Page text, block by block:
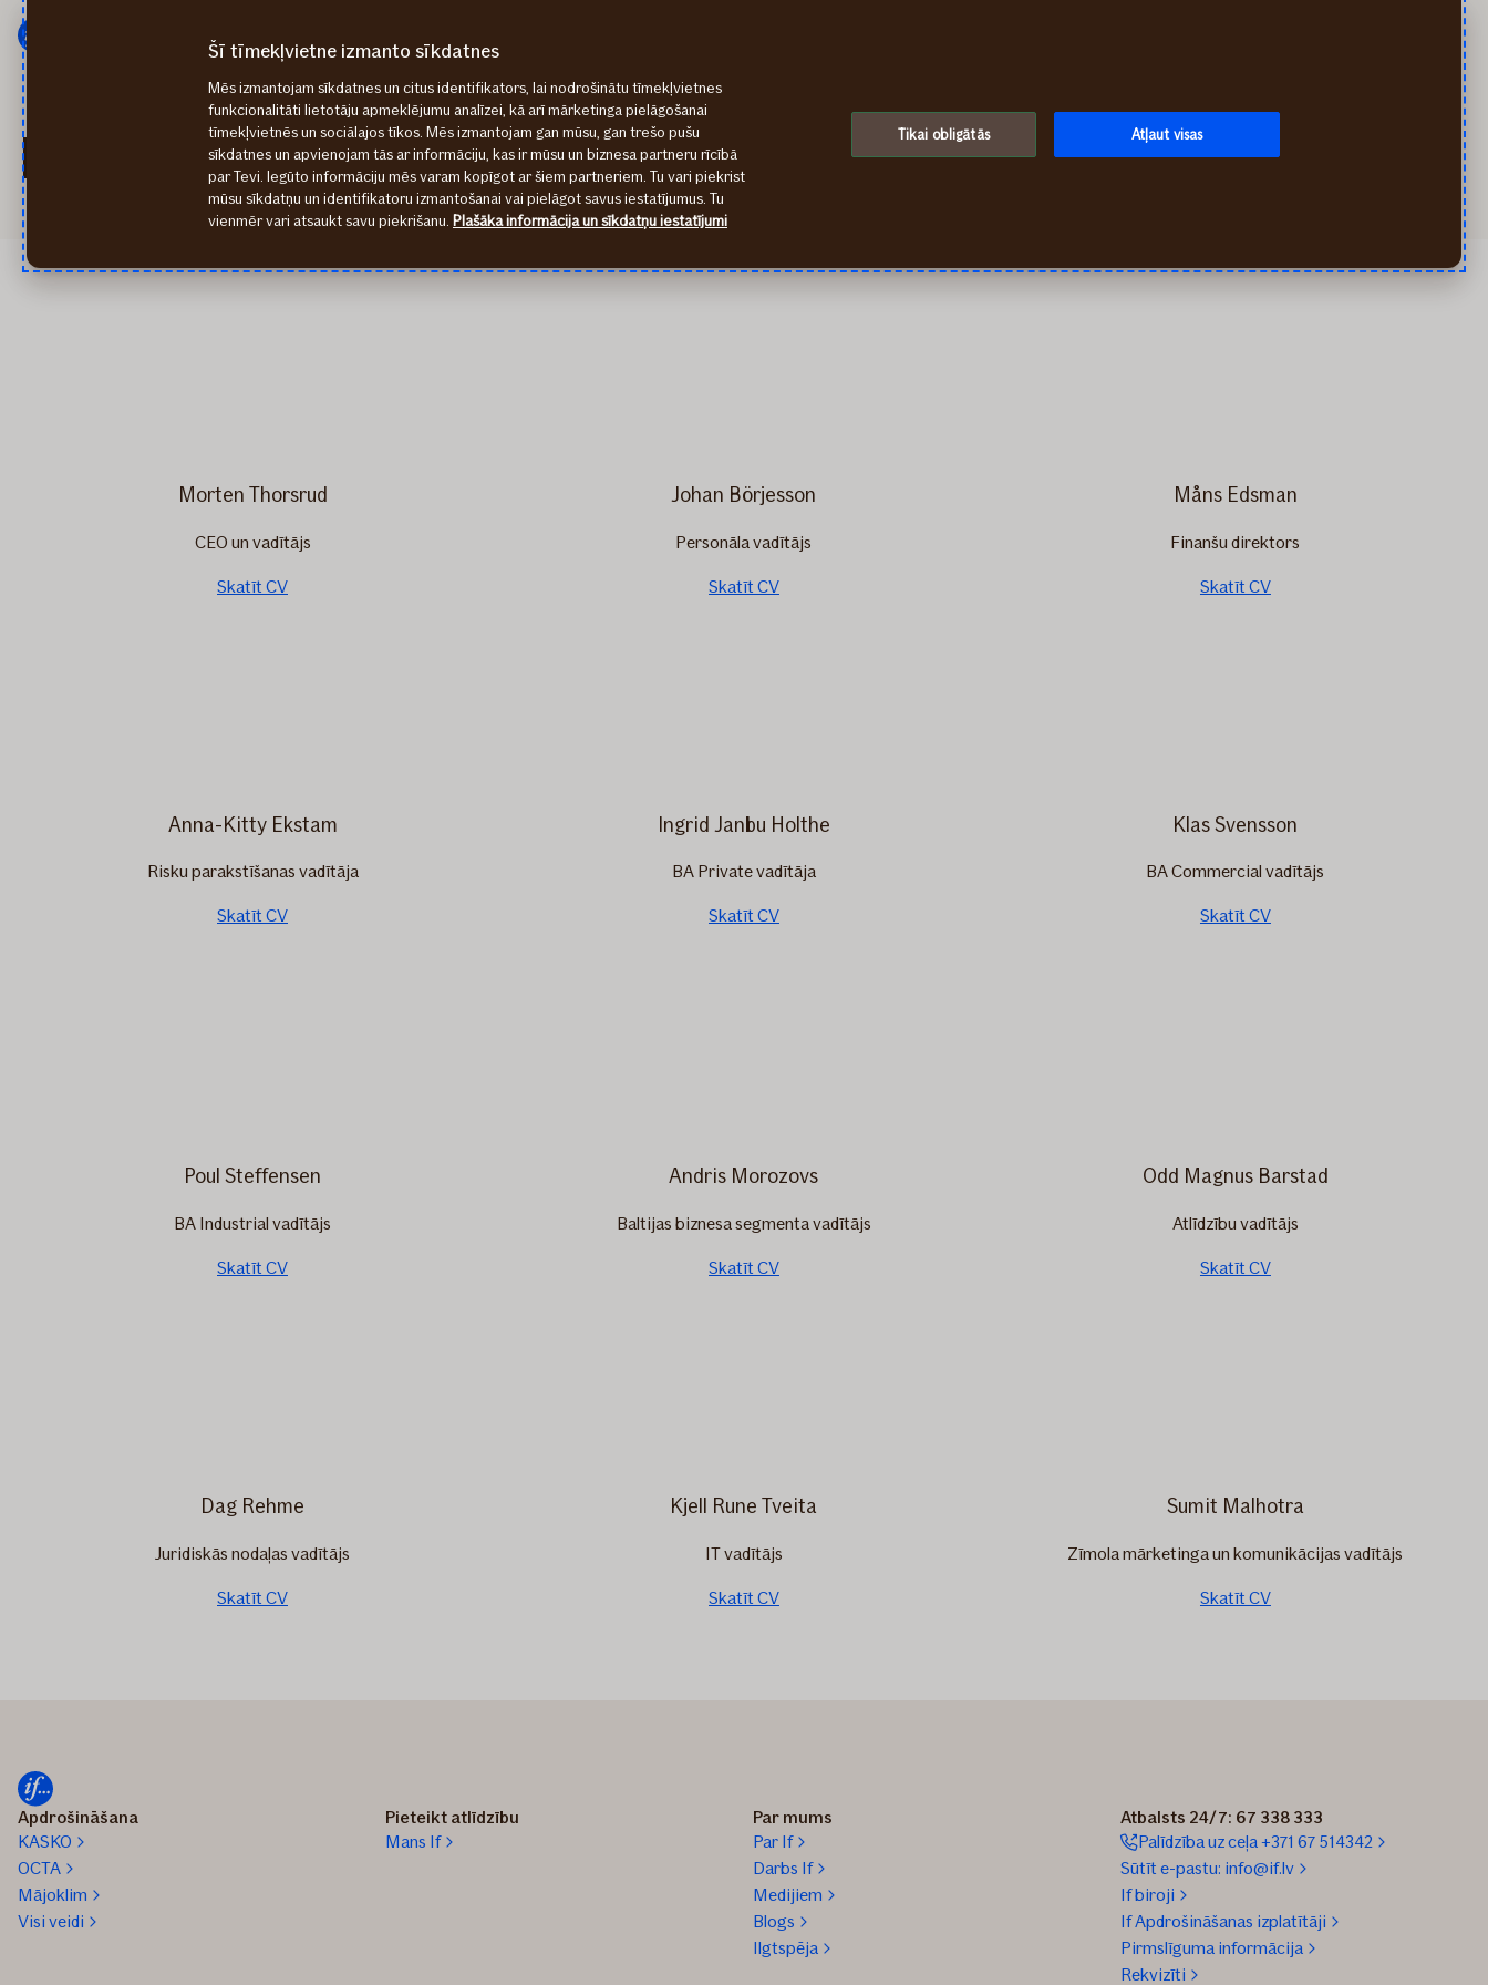
Galvenā
izvēlne
Pāriet
saturu
If P&C Insurance Holding vadība
Morten Thorsrud
CEO un vadītājs
Skatīt CV
Johan Börjesson
Personāla vadītājs
Skatīt CV
Måns Edsman
Finanšu direktors
Skatīt CV
Anna-Kitty Ekstam
Risku parakstīšanas vadītāja
Skatīt CV
Ingrid Janbu Holthe
BA Private vadītāja
Skatīt CV
Klas Svensson
BA Commercial vadītājs
Skatīt CV
Poul Steffensen
BA Industrial vadītājs
Skatīt CV
Andris Morozovs
Baltijas biznesa segmenta vadītājs
Skatīt CV
Odd Magnus Barstad
Atlīdzību vadītājs
Skatīt CV
Dag Rehme
Juridiskās nodaļas vadītājs
Skatīt CV
Kjell Rune Tveita
IT vadītājs
Skatīt CV
Sumit Malhotra
Zīmola mārketinga un komunikācijas vadītājs
Skatīt CV
Apdrošināšana
KASKO
OCTA
Mājoklim
Visi veidi
Pieteikt atlīdzību
Mans If
Par mums
Par If
Darbs If
Medijiem
Blogs
Ilgtspēja
Atbalsts 24/7: 67 338 333
Palīdzība uz ceļa +371 67 514342
Sūtīt e-pastu: info@if.lv
If biroji
If Apdrošināšanas izplatītāji
Pirmslīguma informācija
Rekvizīti
Šī tīmekļvietne izmanto sīkdatnes
Mēs izmantojam sīkdatnes un citus identifikators, lai nodrošinātu tīmekļvietnes
funkcionalitāti lietotāju apmeklējumu analīzei, kā arī mārketinga pielāgošanai
tīmekļvietnēs un sociālajos tīkos. Mēs izmantojam gan mūsu, gan trešo pušu
sīkdatnes un apvienojam tās ar informāciju, kas ir mūsu un biznesa partneru rīcībā
par Tevi. Iegūto informāciju mēs varam kopīgot ar šiem partneriem. Tu vari piekrist
mūsu sīkdatņu un identifikatoru izmantošanai vai pielāgot savus iestatījumus. Tu
vienmēr vari atsaukt savu piekrišanu. Plašāka informācija un sīkdatņu iestatījumi
Tikai obligātās Atļaut visas